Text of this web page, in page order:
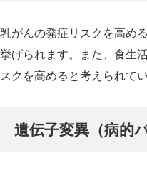
乳がんの発症リスクを高め
挙げられます。また、食生
スクを高めると考えられてい
遺伝子変異（病的